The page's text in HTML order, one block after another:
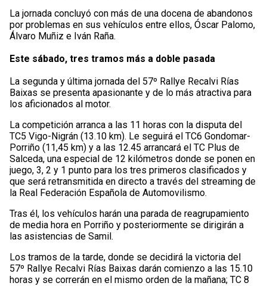
La jornada concluyó con más de una docena de abandonos
por problemas en sus vehículos entre ellos, Óscar Palomo,
Álvaro Muñiz e Iván Raña.
Este sábado, tres tramos más a doble pasada
La segunda y última jornada del 57º Rallye Recalvi Rías
Baixas se presenta apasionante y de lo más atractiva para
los aficionados al motor.
La competición arranca a las 11 horas con la disputa del
TC5 Vigo-Nigrán (13.10 km). Le seguirá el TC6 Gondomar-
Porriño (11,45 km) y a las 12.45 arrancará el TC Plus de
Salceda, una especial de 12 kilómetros donde se ponen en
juego, 3, 2 y 1 punto para los tres primeros clasificados y
que será retransmitida en directo a través del streaming de
la Real Federación Española de Automovilismo.
Tras él, los vehículos harán una parada de reagrupamiento
de media hora en Porriño y posteriormente se dirigirán a
las asistencias de Samil.
Los tramos de la tarde, donde se decidirá la victoria del
57º Rallye Recalvi Rías Baixas darán comienzo a las 15.10
horas y se correrán en el mismo orden de la mañana; TC 8